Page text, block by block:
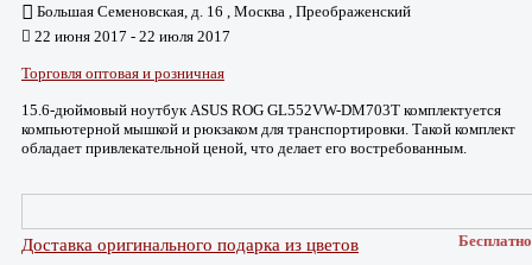
Большая Семеновская, д. 16 , Москва , Преображенский
22 июня 2017 - 22 июля 2017
Торговля оптовая и розничная
15.6-дюймовый ноутбук ASUS ROG GL552VW-DM703T комплектуется
компьютерной мышкой и рюкзаком для транспортировки. Такой комплект
обладает привлекательной ценой, что делает его востребованным.
Бесплатно
Доставка оригинального подарка из цветов